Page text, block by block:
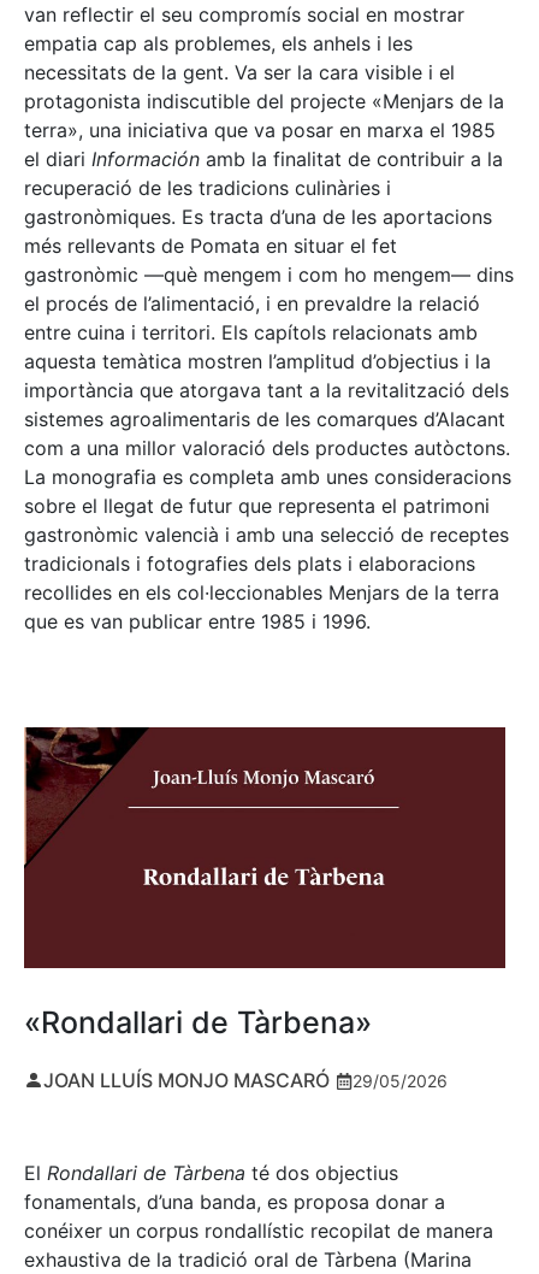
van reflectir el seu compromís social en mostrar
empatia cap als problemes, els anhels i les
necessitats de la gent. Va ser la cara visible i el
protagonista indiscutible del projecte «Menjars de la
terra», una iniciativa que va posar en marxa el 1985
el diari Información amb la finalitat de contribuir a la
recuperació de les tradicions culinàries i
gastronòmiques. Es tracta d’una de les aportacions
més rellevants de Pomata en situar el fet
gastronòmic —què mengem i com ho mengem— dins
el procés de l’alimentació, i en prevaldre la relació
entre cuina i territori. Els capítols relacionats amb
aquesta temàtica mostren l’amplitud d’objectius i la
importància que atorgava tant a la revitalització dels
sistemes agroalimentaris de les comarques d’Alacant
com a una millor valoració dels productes autòctons.
La monografia es completa amb unes consideracions
sobre el llegat de futur que representa el patrimoni
gastronòmic valencià i amb una selecció de receptes
tradicionals i fotografies dels plats i elaboracions
recollides en els col·leccionables Menjars de la terra
que es van publicar entre 1985 i 1996.
«Rondallari de Tàrbena»
JOAN LLUÍS MONJO MASCARÓ 29/05/2026
El Rondallari de Tàrbena té dos objectius
fonamentals, d’una banda, es proposa donar a
conéixer un corpus rondallístic recopilat de manera
exhaustiva de la tradició oral de Tàrbena (Marina